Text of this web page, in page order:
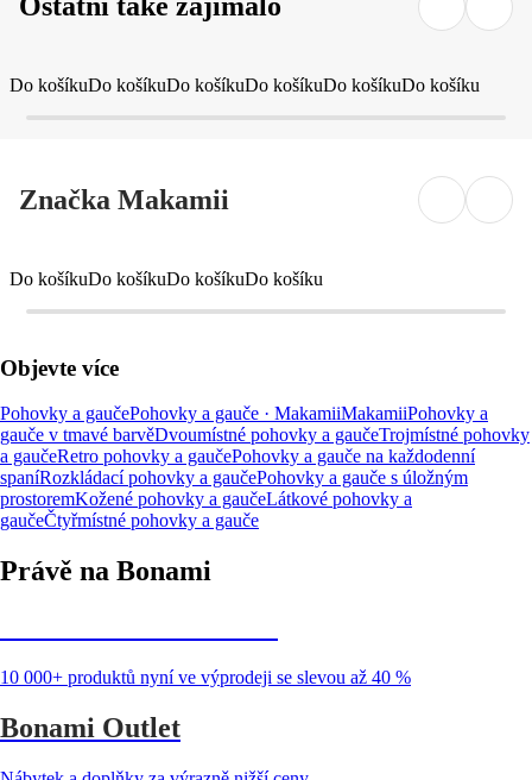
Ostatní také zajímalo
Do košíkuDo košíkuDo košíkuDo košíkuDo košíkuDo košíku
Značka Makamii
Do košíkuDo košíkuDo košíkuDo košíku
Objevte více
Pohovky a gaučePohovky a gauče · MakamiiMakamiiPohovky a
gauče v tmavé barvěDvoumístné pohovky a gaučeTrojmístné pohovky
a gaučeRetro pohovky a gaučePohovky a gauče na každodenní
spaníRozkládací pohovky a gaučePohovky a gauče s úložným
prostoremKožené pohovky a gaučeLátkové pohovky a
gaučeČtyřmístné pohovky a gauče
Právě na Bonami
10 000+ produktů nyní ve výprodeji se slevou až 40 %
Bonami Outlet